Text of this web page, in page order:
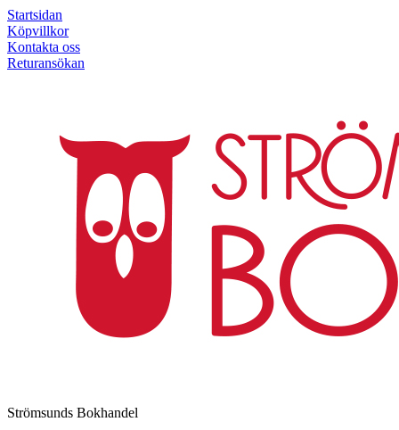
Startsidan
Köpvillkor
Kontakta oss
Returansökan
Strömsunds Bokhandel